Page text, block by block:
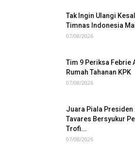
Tak Ingin Ulangi
Timnas Indonesia
07/08/2026
Tim 9 Periksa Febrie
Rumah Tahanan KPK
07/08/2026
Juara Piala Presiden
Tavares Bersyukur
Trofi...
07/08/2026